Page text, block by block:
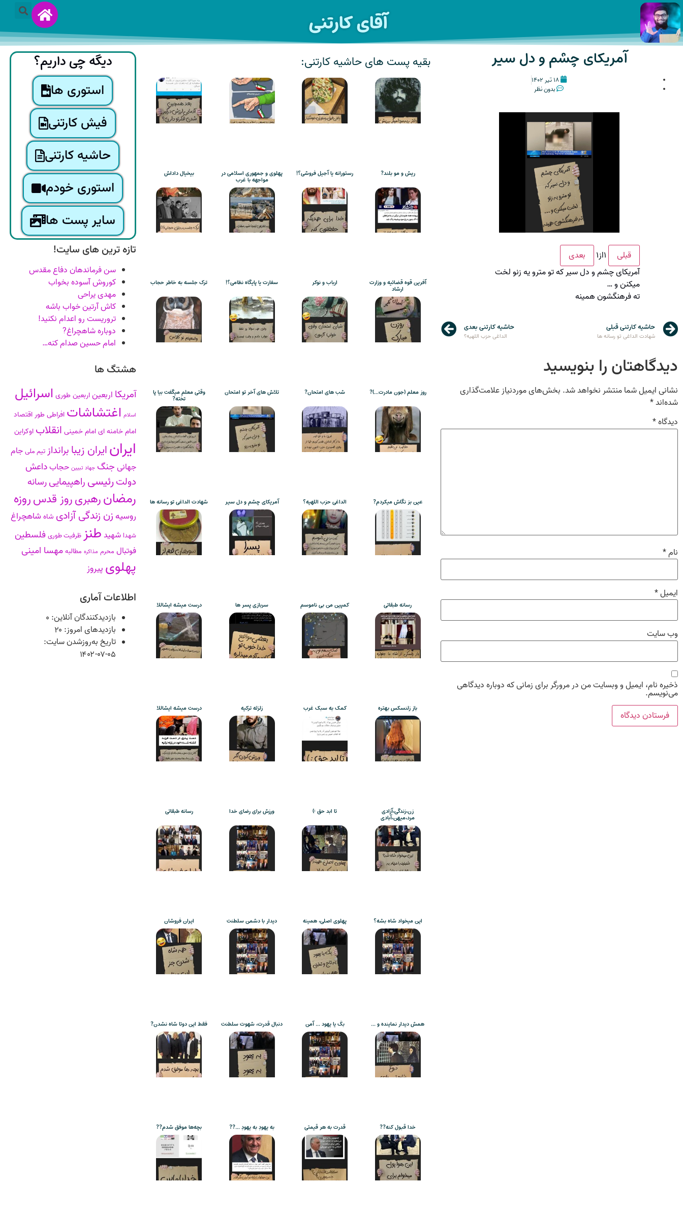
آقای کارتنی
آمریکای چشم و دل سیر
۱۸ تیر ۱۴۰۲
بدون نظر
قبلی ۱از۱
بعدی
آمریکای چشم و دل سیر که تو مترو یه زنو لخت
میکنن و …
ته فرهنگشون همینه
حاشیه کارتنی قبلی
شهادت الداغی تو رسانه ها
حاشیه کارتنی بعدی
الداغی حزب اللهیه؟
دیدگاهتان را بنویسید
نشانی ایمیل شما منتشر نخواهد شد. بخش‌های موردنیاز علامت‌گذاری
شده‌اند*
دیدگاه*
نام*
ایمیل*
وب‌ سایت
ذخیره نام، ایمیل و وبسایت من در مرورگر برای زمانی که دوباره دیدگاهی
می‌نویسم.
بقیه پست های حاشیه کارتنی:
ریش و مو بلند? رستورانه یا آجیل فروشی؟! پهلوی و جمهوری اسلامی در
مواجهه با غرب
بیخیال داداش
آفرین قوه قضائیه و وزارت
ارشاد
ارباب و نوکر سفارت یا پایگاه نظامی؟! ترک جلسه به خاطر حجاب
روز معلم (جون مادرت…)? شب های امتحان? تلاش های آخر تو امتحان وقتی معلم میگفت بیا پا
تخته?
عین بز نگاش میکردم? الداغی حزب اللهیه؟ آمریکای چشم و دل سیر شهادت الداغی تو رسانه ها
رسانه طبقاتی کمپین من بی ناموسم سربازی پسر ها درست میشه ایشاللا
باز زلنسکس بهتره کمک به سبک غرب زلزله ترکیه درست میشه ایشاللا
زن،زندگی،آزادی
مرد،میهن،آبادی
تا ابد حق :) ورزش برای رضای خدا رسانه طبقاتی
این میخواد شاه بشه؟ پهلوی اصلی، همینه دیدار با دشمن سلطنت ایران فروشان
همش دیدار نماینده و … بکَ یا یهود … آمن دنبال قدرت، شهوت سلطنت فقط این دوتا شاه نشدن?
خدا قبول کنه?? قدرت به هر قیمتی به یهودِ به یهودِ …?? بچه‌ها موفق شدم??
دیگه چی داریم؟
استوری ها
فیش کارتنی
حاشیه کارتنی
استوری خودم
سایر پست ها
تازه ترین های سایت!
سن فرماندهان دفاع مقدس
کوروش آسوده بخواب
مهدی یراحی
کاش آرتین خواب باشه
تروریست رو اعدام نکنید!
دوباره شاهچراغ?
امام حسین صدام کنه…
هشتگ ها
آمریکا اربعیناربعین طوری اسرائیل
اسلام اغتشاشات افراطی طوراقتصاد
امام خامنه ایامام خمینی انقلاب اوکراین
ایرانایران زیبا برانداز تیم ملی جام
جهانی جنگ جهاد تبیین حجابداعش
دولترئیسی راهپیماییرسانه
رمضانرهبریروز قدسروزه
روسیهزن زندگی آزادی شاهشاهچراغ
شهدا شهید طنز ظرفیت طوری فلسطین
فوتبال محرم مذاکره مطالبه مهسا امینی
پهلوی پیروز
اطلاعات آماری
بازدیدکنندگان آنلاین: ۰
بازدیدهای امروز: ۲۰
تاریخ به‌روزشدن سایت:
۱۴۰۲-۰۷-۰۵